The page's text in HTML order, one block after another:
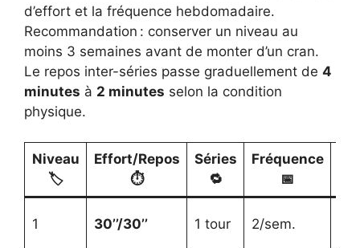
d’effort et la fréquence hebdomadaire.
Recommandation : conserver un niveau au
moins 3 semaines avant de monter d’un cran.
Le repos inter-séries passe graduellement de 4
minutes à 2 minutes selon la condition
physique.
Niveau
🏷️
Effort/Repos
⏱️
Séries
🔁
Fréquence
📅
1 30’’/30’’ 1 tour 2/sem.